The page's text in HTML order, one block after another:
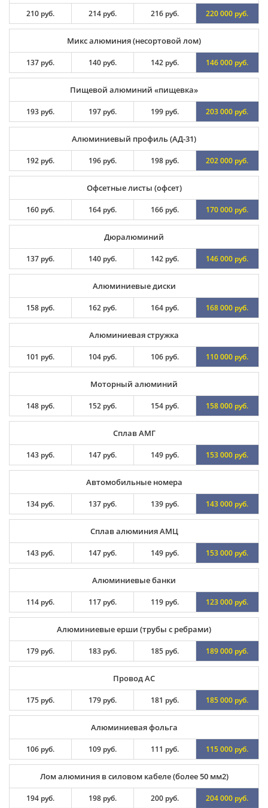
210 руб. 214 руб. 216 руб. 220 000 руб.
Микс алюминия (несортовой лом)
137 руб. 140 руб. 142 руб. 146 000 руб.
Пищевой алюминий «пищевка»
193 руб. 197 руб. 199 руб. 203 000 руб.
Алюминиевый профиль (АД-31)
192 руб. 196 руб. 198 руб. 202 000 руб.
Офсетные листы (офсет)
160 руб. 164 руб. 166 руб. 170 000 руб.
Дюралюминий
137 руб. 140 руб. 142 руб. 146 000 руб.
Алюминиевые диски
158 руб. 162 руб. 164 руб. 168 000 руб.
Алюминиевая стружка
101 руб. 104 руб. 106 руб. 110 000 руб.
Моторный алюминий
148 руб. 152 руб. 154 руб. 158 000 руб.
Сплав АМГ
143 руб. 147 руб. 149 руб. 153 000 руб.
Автомобильные номера
134 руб. 137 руб. 139 руб. 143 000 руб.
Сплав алюминия АМЦ
143 руб. 147 руб. 149 руб. 153 000 руб.
Алюминиевые банки
114 руб. 117 руб. 119 руб. 123 000 руб.
Алюминиевые ерши (трубы с ребрами)
179 руб. 183 руб. 185 руб. 189 000 руб.
Провод АС
175 руб. 179 руб. 181 руб. 185 000 руб.
Алюминиевая фольга
106 руб. 109 руб. 111 руб. 115 000 руб.
Лом алюминия в силовом кабеле (более 50 мм2)
194 руб. 198 руб. 200 руб. 204 000 руб.